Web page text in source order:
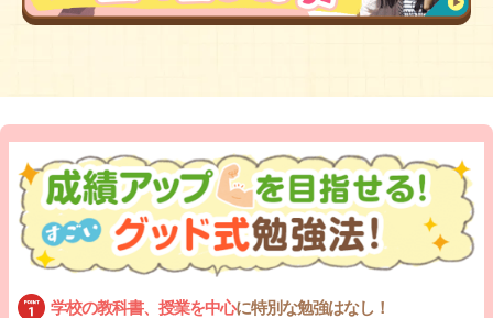
学校の教科書、授業を中心に特別な勉強はなし！